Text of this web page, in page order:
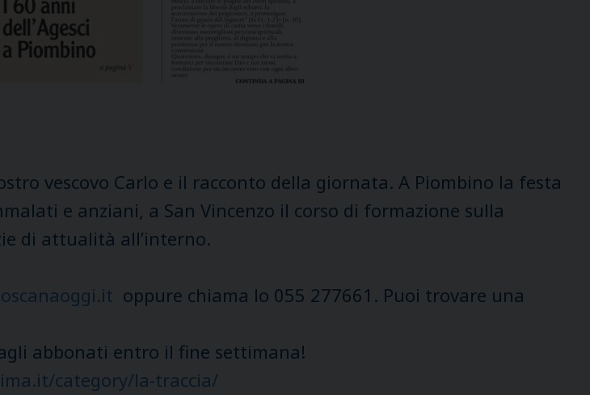
vescovo Carlo e il racconto della giornata. A Piombino la festa
e anziani, a San Vincenzo il corso di formazione sulla
di attualità all’interno.
oppure chiama lo 055 277661. Puoi trovare una
abbonati entro il fine settimana!
category/la-traccia/